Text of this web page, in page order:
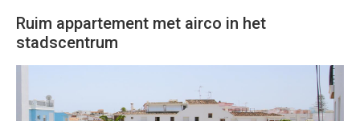
Ruim appartement met airco in het
stadscentrum